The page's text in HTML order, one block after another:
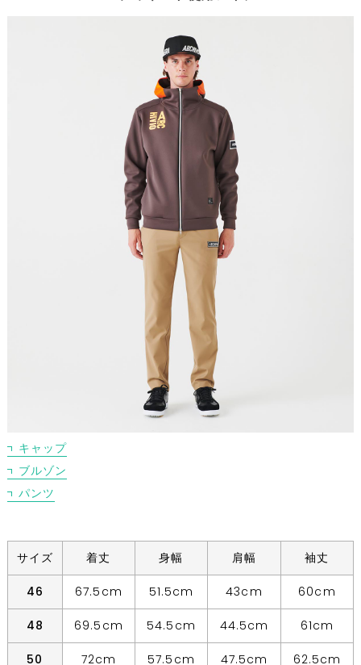
キャップ
ブルゾン
パンツ
サイズ 着丈 身幅 肩幅 袖丈
46 67.5cm 51.5cm 43cm 60cm
48 69.5cm 54.5cm 44.5cm 61cm
50 72cm 57.5cm 47.5cm 62.5cm